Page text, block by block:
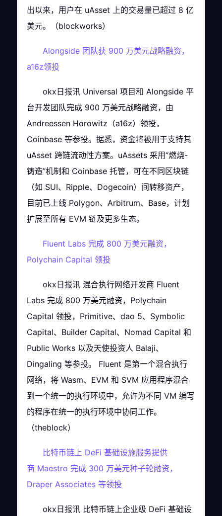
出以来，用户在 uAsset 上的交易量已超过 8 亿
美元。（blockworks）
Alongside 团队获 900 万美元战略融资，
a16z领投
okx日报讯 Universal 项目和 Alongside 平
台开发团队完成 900 万美元战略融资，由
Andreessen Horowitz（a16z）领投，
Coinbase 等参投。据悉，资金将被用于支持其
uAsset 跨链流动性方案。uAssets 采用“燃烧-
铸造”机制和 Coinbase 托管，可在不同区块链
（如 SUI、Ripple、Dogecoin）间转移资产，
目前已上线 Polygon、Arbitrum、Base，计划
扩展至所有 EVM 链及更多生态。
Fluent Labs 完成 800 万美元融资，
Polychain Capital 领投
okx日报讯 混合执行网络开发商 Fluent
Labs 完成 800 万美元融资，Polychain
Capital 领投，Primitive、dao 5、Symbolic
Capital、Builder Capital、Nomad Capital 和
Public Works 以及天使投资人 Balaji、
Dingaling 等参投。 Fluent 是第一个混合执行
网络，将 Wasm、EVM 和 SVM 应用程序混合
到一个统一的执行环境中，允许为不同 VM 编写
的程序在统一的执行环境中协同工作。
（theblock）
比特币链上 DeFi 基础设施服务提供
商 Maestro 完成 300 万美元种子轮融资，
Draper Associates 等领投
okx日报讯 比特币链上企业级 DeFi 基础设